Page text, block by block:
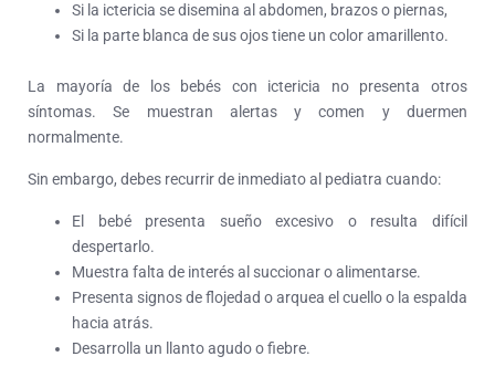
Si la ictericia se disemina al abdomen, brazos o piernas,
Si la parte blanca de sus ojos tiene un color amarillento.
La mayoría de los bebés con ictericia no presenta otros
síntomas. Se muestran alertas y comen y duermen
normalmente.
Sin embargo, debes recurrir de inmediato al pediatra cuando:
El bebé presenta sueño excesivo o resulta difícil
despertarlo.
Muestra falta de interés al succionar o alimentarse.
Presenta signos de flojedad o arquea el cuello o la espalda
hacia atrás.
Desarrolla un llanto agudo o fiebre.